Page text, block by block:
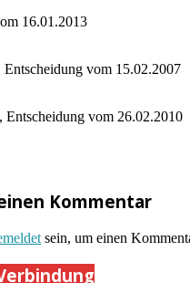
16.01.2013
Entscheidung vom 15.02.2007
Entscheidung vom 26.02.2010
Kommentar
sein, um einen